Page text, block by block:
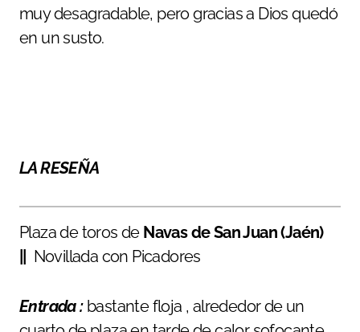
muy desagradable, pero gracias a Dios quedó
en un susto.
LA RESEÑA
Plaza de toros de Navas de San Juan (Jaén)
Novillada con Picadores
Entrada : bastante floja , alrededor de un